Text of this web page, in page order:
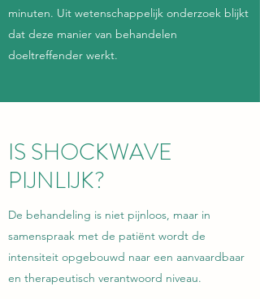
minuten. Uit wetenschappelijk onderzoek blijkt
dat deze manier van behandelen
doeltreffender werkt.
IS SHOCKWAVE
PIJNLIJK?
De behandeling is niet pijnloos, maar in
samenspraak met de patiënt wordt de
intensiteit opgebouwd naar een aanvaardbaar
en therapeutisch verantwoord niveau.